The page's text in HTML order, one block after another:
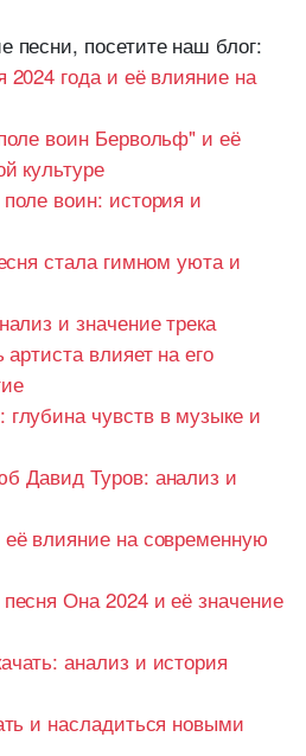
песни, посетите наш блог:
года и её влияние на
воин Бервольф" и её
культуре
воин: история и
стала гимном уюта и
и значение трека
влияет на его
чувств в музыке и
Давид Туров: анализ и
влияние на современную
Она 2024 и её значение
анализ и история
и насладиться новыми